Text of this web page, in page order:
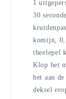
1
30
komijn,
theelepel
Klop het
het aan
deksel